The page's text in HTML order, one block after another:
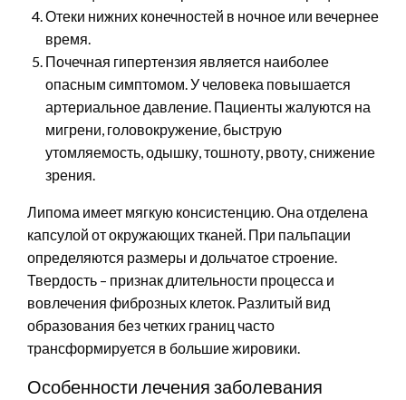
Отеки нижних конечностей в ночное или вечернее
время.
Почечная гипертензия является наиболее
опасным симптомом. У человека повышается
артериальное давление. Пациенты жалуются на
мигрени, головокружение, быструю
утомляемость, одышку, тошноту, рвоту, снижение
зрения.
Липома имеет мягкую консистенцию. Она отделена
капсулой от окружающих тканей. При пальпации
определяются размеры и дольчатое строение.
Твердость – признак длительности процесса и
вовлечения фиброзных клеток. Разлитый вид
образования без четких границ часто
трансформируется в большие жировики.
Особенности лечения заболевания